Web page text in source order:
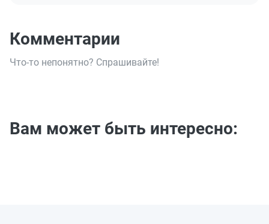
Комментарии
Что-то непонятно? Спрашивайте!
Вам может быть интересно: